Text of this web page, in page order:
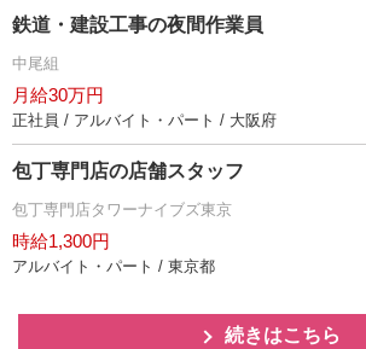
鉄道・建設工事の夜間作業員
中尾組
月給30万円
正社員 / アルバイト・パート / 大阪府
包丁専門店の店舗スタッフ
包丁専門店タワーナイブズ東京
時給1,300円
アルバイト・パート / 東京都
続きはこちら